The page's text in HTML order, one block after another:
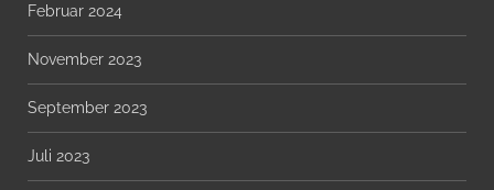
Februar 2024
November 2023
September 2023
Juli 2023